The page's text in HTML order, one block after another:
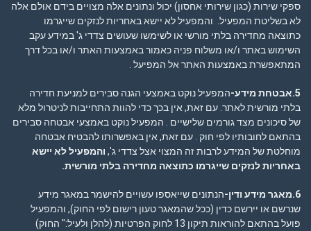
ספקי שירות (כגון שירותי אחסון) יכול ונתונים אלה מצויים בידם אולם אלה
לא בשליטת המפעיל. והמפעיל לא יישא באחריות לנזקים שייגרמו
כתוצאה מחדירה בלתי מורשי או לשימשו שעושים צדדי ג' במידע עקב
השימוש באתר ו/או משלוח פניה כאמור באמצעות האתר ו/או בכל דרך
המתאפשרת באמצעות האתר אל המפיעל .
5.אבטחת מידע-
המפעיל נוקט באמצעי הגנה סבירים למניעת חדירה
בלתי מורשית לאתר. עם זאת, אין בכך כדי להוות התחייבות לניטרול מלא
של סיכונים מצד גורמים שלישיים . המפעיל נוקט באמצעי אבטחה סבירים
בהתאם לחובותיו לפי חוק . עם זאת, אין באפשרותו להבטיח אבטחה
מוחלטת של המידע לרבות זה המצוי אצל צדדי ג', והמפעיל לא יישא
באחריות לנזקים שייגרמו כתוצאה מחדירה בלתי מורשית.
6.מאגר מידע ודין-
הנתונים שייאספו עשויים להישמר במאגר מידע
שנרשם או יירשם כדין (ככל שהמאגר טעון רישום לפי החוק), והמפעיל
פועל בהתאם להוראות תיקון 13 לחוק הפרטיות (להלן ולעיל:" החוק)